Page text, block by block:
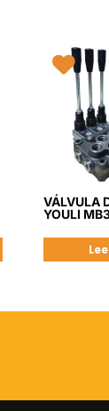
VÁLVULA
YOULI